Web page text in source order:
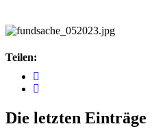
Teilen:
Die letzten Einträge